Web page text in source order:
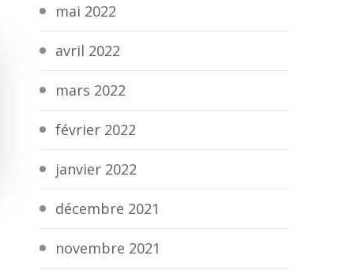
mai 2022
avril 2022
mars 2022
février 2022
janvier 2022
décembre 2021
novembre 2021